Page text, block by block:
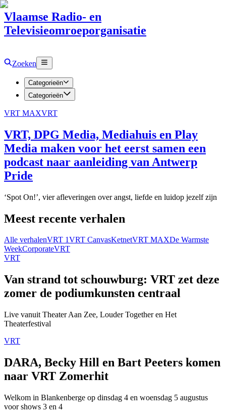
Vlaamse Radio- en
Televisieomroeporganisatie
Zoeken
Categorieën
Categorieën
VRT MAXVRT
VRT, DPG Media, Mediahuis en Play
Media maken voor het eerst samen een
podcast naar aanleiding van Antwerp
Pride
‘Spot On!’, vier afleveringen over angst, liefde en luidop jezelf zijn
Meest recente verhalen
Alle verhalenVRT 1VRT CanvasKetnetVRT MAXDe Warmste
WeekCorporateVRT
VRT
Van strand tot schouwburg: VRT zet deze
zomer de podiumkunsten centraal
Live vanuit Theater Aan Zee, Louder Together en Het
Theaterfestival
VRT
DARA, Becky Hill en Bart Peeters komen
naar VRT Zomerhit
Welkom in Blankenberge op dinsdag 4 en woensdag 5 augustus
voor shows 3 en 4